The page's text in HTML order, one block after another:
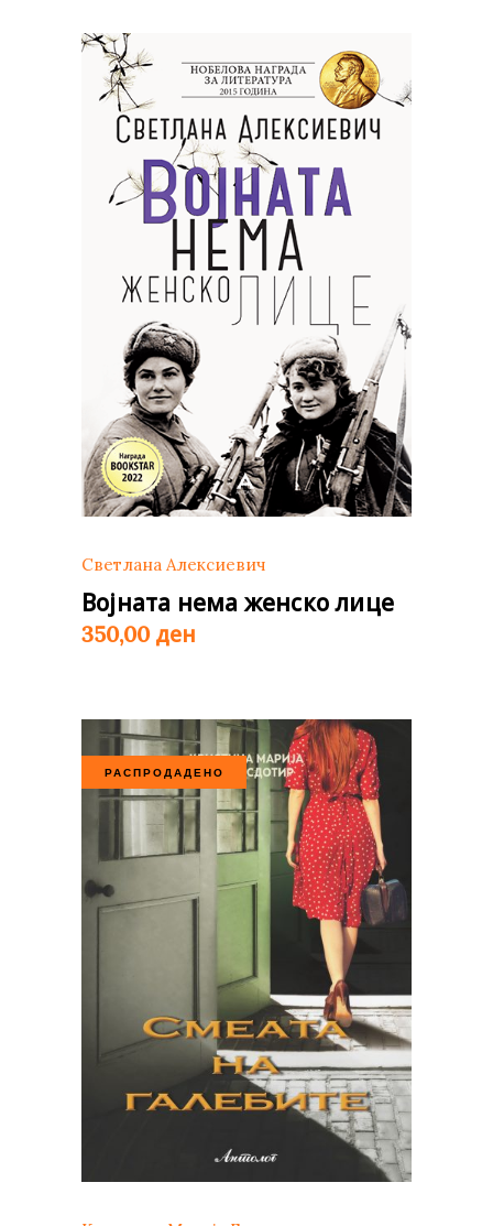
Светлана Алексиевич
Војната нема женско лице
350,00 ден
РАСПРОДАДЕНО